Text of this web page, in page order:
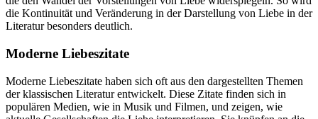
die Kontinuität und Veränderung in der Darstellung von Liebe in der
Literatur besonders deutlich.
Moderne Liebeszitate
Moderne Liebeszitate haben sich oft aus den dargestellten Themen
der klassischen Literatur entwickelt. Diese Zitate finden sich in
populären Medien, wie in Musik und Filmen, und zeigen, wie